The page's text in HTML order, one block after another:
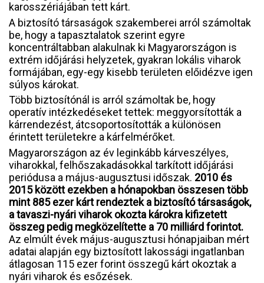
karosszériájában tett kárt.
A biztosító társaságok szakemberei arról számoltak
be, hogy a tapasztalatok szerint egyre
koncentráltabban alakulnak ki Magyarországon is
extrém időjárási helyzetek, gyakran lokális viharok
formájában, egy-egy kisebb területen előidézve igen
súlyos károkat.
Több biztosítónál is arról számoltak be, hogy
operatív intézkedéseket tettek: meggyorsították a
kárrendezést, átcsoportosították a különösen
érintett területekre a kárfelmérőket.
Magyarországon az év leginkább kárveszélyes,
viharokkal, felhőszakadásokkal tarkított időjárási
periódusa a május-augusztusi időszak. 2010 és
2015 között ezekben a hónapokban összesen több
mint 885 ezer kárt rendeztek a biztosító társaságok,
a tavaszi-nyári viharok okozta károkra kifizetett
összeg pedig megközelítette a 70 milliárd forintot.
Az elmúlt évek május-augusztusi hónapjaiban mért
adatai alapján egy biztosított lakossági ingatlanban
átlagosan 115 ezer forint összegű kárt okoztak a
nyári viharok és esőzések.